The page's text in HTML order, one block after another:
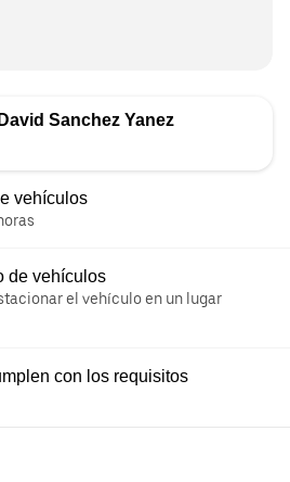
Sanchez Yanez
vehículos
de vehículos
el vehículo en un lugar
con los requisitos